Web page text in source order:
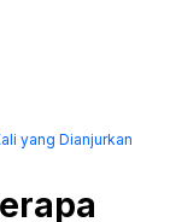
yang Dianjurkan